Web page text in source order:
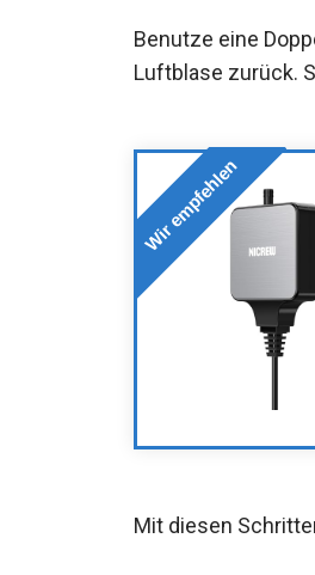
Benutze eine
Luftblase zurück.
Wir empfehlen
Mit diesen